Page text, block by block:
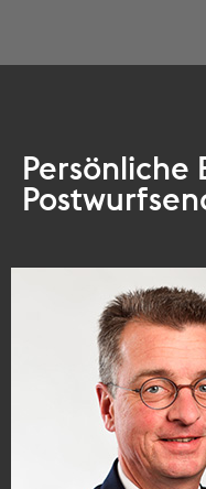
Persönliche